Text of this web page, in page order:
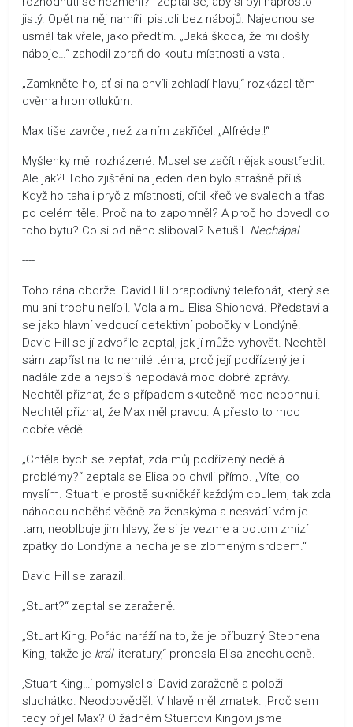
jistý. Opět na něj namířil pistoli bez nábojů. Najednou se
usmál tak vřele, jako předtím. „Jaká škoda, že mi došly
náboje…“ zahodil zbraň do koutu místnosti a vstal.
„Zamkněte ho, ať si na chvíli zchladí hlavu,“ rozkázal těm
dvěma hromotlukům.
Max tiše zavrčel, než za ním zakřičel: „Alfréde!!“
Myšlenky měl rozházené. Musel se začít nějak soustředit.
Ale jak?! Toho zjištění na jeden den bylo strašně příliš.
Když ho tahali pryč z místnosti, cítil křeč ve svalech a třas
po celém těle. Proč na to zapomněl? A proč ho dovedl do
toho bytu? Co si od něho sliboval? Netušil. Nechápal.
----
Toho rána obdržel David Hill prapodivný telefonát, který se
mu ani trochu nelíbil. Volala mu Elisa Shionová. Představila
se jako hlavní vedoucí detektivní pobočky v Londýně.
David Hill se jí zdvořile zeptal, jak jí může vyhovět. Nechtěl
sám zapříst na to nemilé téma, proč její podřízený je i
nadále zde a nejspíš nepodává moc dobré zprávy.
Nechtěl přiznat, že s případem skutečně moc nepohnuli.
Nechtěl přiznat, že Max měl pravdu. A přesto to moc
dobře věděl.
„Chtěla bych se zeptat, zda můj podřízený nedělá
problémy?“ zeptala se Elisa po chvíli přímo. „Víte, co
myslím. Stuart je prostě sukničkář každým coulem, tak zda
náhodou neběhá věčně za ženskýma a nesvádí vám je
tam, neoblbuje jim hlavy, že si je vezme a potom zmizí
zpátky do Londýna a nechá je se zlomeným srdcem.“
David Hill se zarazil.
„Stuart?“ zeptal se zaraženě.
„Stuart King. Pořád naráží na to, že je příbuzný Stephena
King, takže je králliteratury,“ pronesla Elisa znechuceně.
‚Stuart King…‘ pomyslel si David zaraženě a položil
sluchátko. Neodpověděl. V hlavě měl zmatek. ‚Proč sem
tedy přijel Max? O žádném Stuartovi Kingovi jsme